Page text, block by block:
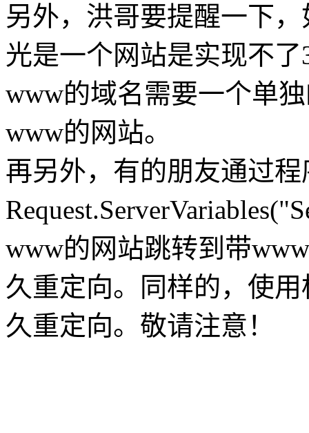
另外，洪哥要提醒一下
光是一个网站是实现不
www的域名需要一个单
www的网站。
再另外，有的朋友通过程
www的网站跳转到带
久重定向。同样的，使用
久重定向。敬请注意！